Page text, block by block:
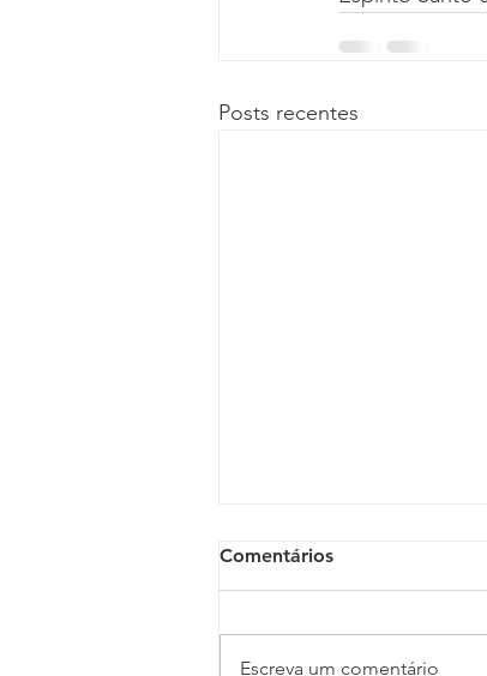
Posts recentes
Comentários
Escreva um comentário